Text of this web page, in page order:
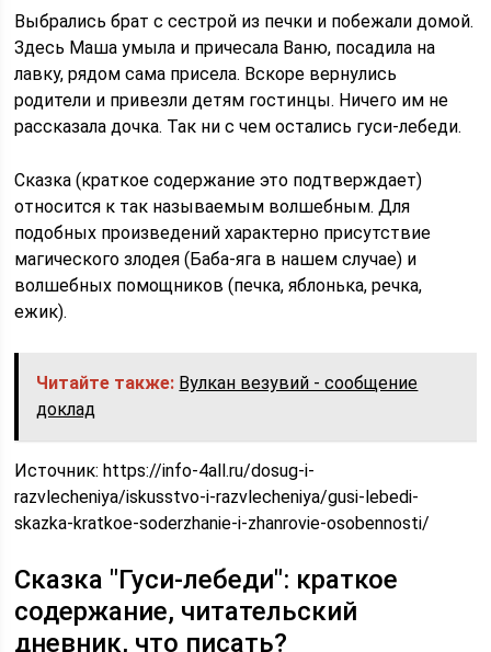
Выбрались брат с сестрой из печки и побежали домой.
Здесь Маша умыла и причесала Ваню, посадила на
лавку, рядом сама присела. Вскоре вернулись
родители и привезли детям гостинцы. Ничего им не
рассказала дочка. Так ни с чем остались гуси-лебеди.
Сказка (краткое содержание это подтверждает)
относится к так называемым волшебным. Для
подобных произведений характерно присутствие
магического злодея (Баба-яга в нашем случае) и
волшебных помощников (печка, яблонька, речка,
ежик).
Читайте также: Вулкан везувий - сообщение
доклад
Источник:https://info-4all.ru/dosug-i-
razvlecheniya/iskusstvo-i-razvlecheniya/gusi-lebedi-
skazka-kratkoe-soderzhanie-i-zhanrovie-osobennosti/
Сказка "Гуси-лебеди": краткое
содержание, читательский
дневник, что писать?